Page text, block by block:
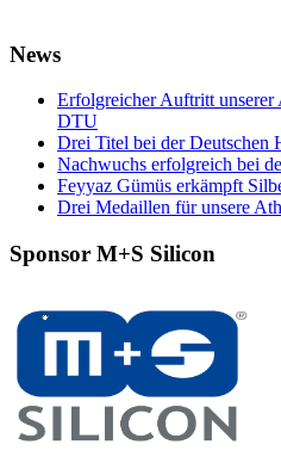
News
Erfolgreicher Auftritt unserer
DTU
Drei Titel bei der Deutschen
Nachwuchs erfolgreich bei
Feyyaz Gümüs erkämpft
Drei Medaillen für unsere
Sponsor M+S Silicon